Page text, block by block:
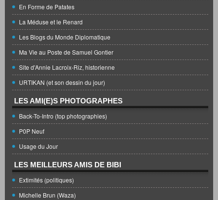
En Forme de Patates
La Méduse et le Renard
Les Blogs du Monde Diplomatique
Ma Vie au Poste de Samuel Gontier
Site d'Annie Lacroix-Riz, historienne
URTIKAN (et son dessin du jour)
LES AMI(E)S PHOTOGRAPHES
Back-To-Intro (top photographies)
P0P Neuf
Usage du Jour
LES MEILLEURS AMIS DE BIBI
Extimités (politiques)
Michelle Brun (Waza)